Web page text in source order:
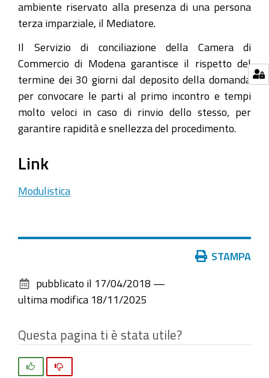
ambiente riservato alla presenza di una persona
terza imparziale, il Mediatore.
Il Servizio di conciliazione della Camera di
Commercio di Modena garantisce il rispetto del
termine dei 30 giorni dal deposito della domanda
per convocare le parti al primo incontro e tempi
molto veloci in caso di rinvio dello stesso, per
garantire rapidità e snellezza del procedimento.
Link
Modulistica
documento
STAMPA
pubblicato il 17/04/2018 —
ultima modifica 18/11/2025
Questa pagina ti è stata utile?